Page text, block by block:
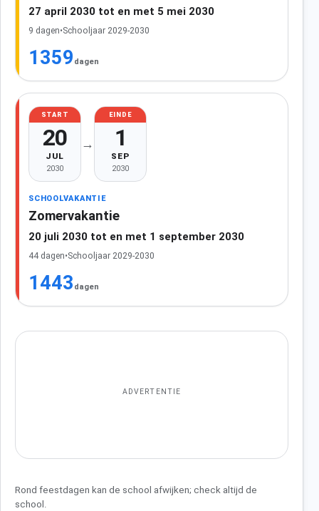
27 april 2030 tot en met 5 mei 2030
9 dagen•Schooljaar 2029-2030
1359 dagen
START
20
JUL
2030
→
EINDE
1
SEP
2030
SCHOOLVAKANTIE
Zomervakantie
20 juli 2030 tot en met 1 september 2030
44 dagen•Schooljaar 2029-2030
1443 dagen
ADVERTENTIE
Rond feestdagen kan de school afwijken; check altijd de
school.